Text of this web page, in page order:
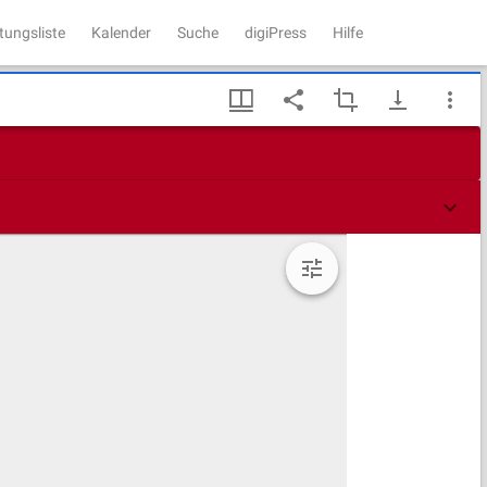
Kalender Suche digiPress Hilfe